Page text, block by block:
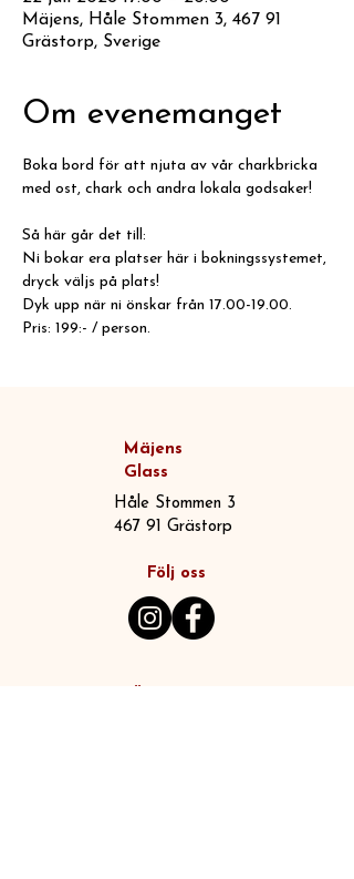
Mäjens, Håle Stommen 3, 467 91
Grästorp, Sverige
Om evenemanget
Boka bord för att njuta av vår charkbricka
med ost, chark och andra lokala godsaker!
Så här går det till:
Ni bokar era platser här i bokningssystemet,
dryck väljs på plats!
Dyk upp när ni önskar från 17.00-19.00.
Pris: 199:- / person.
Mäjens
Glass
Håle Stommen 3
467 91 Grästorp
Följ oss